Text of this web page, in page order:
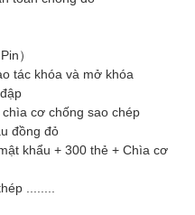
）
tác khóa và mở khóa
cơ chống sao chép
đồng đỏ
khẩu + 300 thẻ + Chìa cơ
........